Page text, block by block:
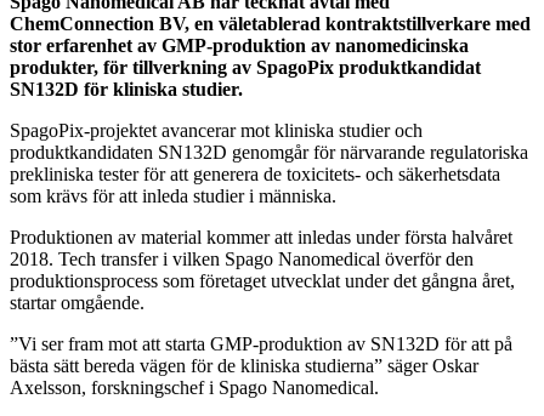
ChemConnection BV, en väletablerad kontraktstillverkare med
stor erfarenhet av GMP-produktion av nanomedicinska
produkter, för tillverkning av SpagoPix produktkandidat
SN132D för kliniska studier.
SpagoPix-projektet avancerar mot kliniska studier och
produktkandidaten SN132D genomgår för närvarande regulatoriska
prekliniska tester för att generera de toxicitets- och säkerhetsdata
som krävs för att inleda studier i människa.
Produktionen av material kommer att inledas under första halvåret
2018. Tech transfer i vilken Spago Nanomedical överför den
produktionsprocess som företaget utvecklat under det gångna året,
startar omgående.
”Vi ser fram mot att starta GMP-produktion av SN132D för att på
bästa sätt bereda vägen för de kliniska studierna” säger Oskar
Axelsson, forskningschef i Spago Nanomedical.